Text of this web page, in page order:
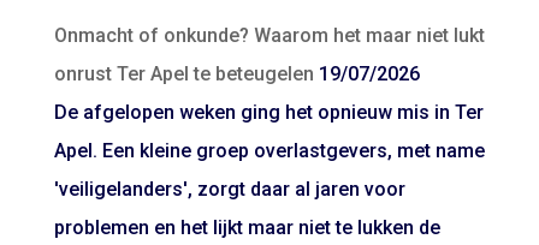
Onmacht of onkunde? Waarom het maar niet lukt
onrust Ter Apel te beteugelen 19/07/2026
De afgelopen weken ging het opnieuw mis in Ter
Apel. Een kleine groep overlastgevers, met name
'veiligelanders', zorgt daar al jaren voor
problemen en het lijkt maar niet te lukken de